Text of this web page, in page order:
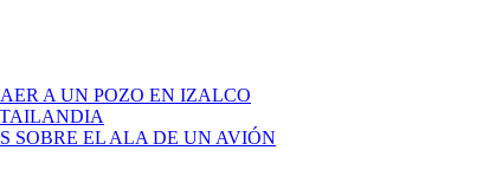
A UN POZO EN IZALCO
SOBRE EL ALA DE UN AVIÓN